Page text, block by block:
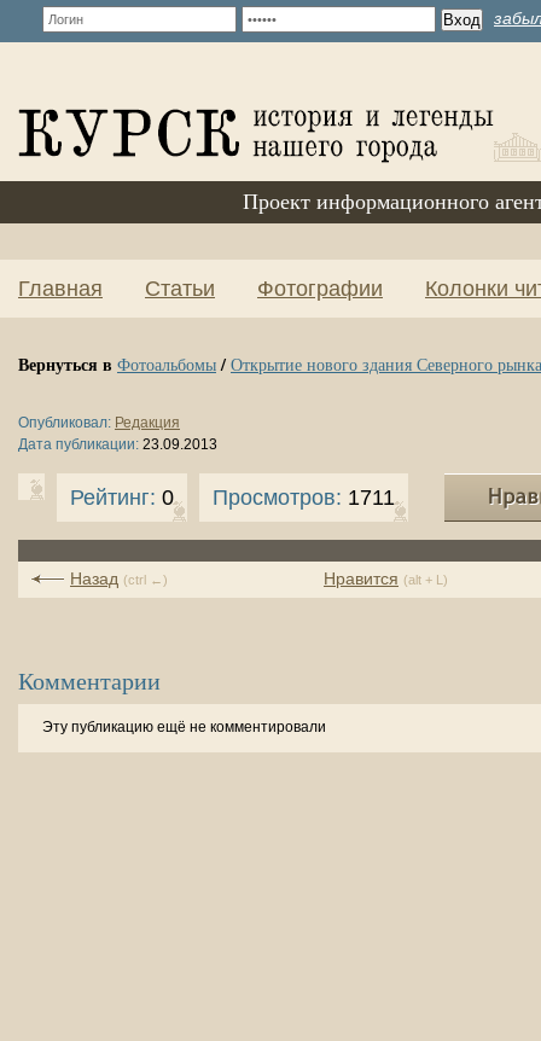
Проект информационного
Главная Статьи Фотографии Колонки
Вернуться в Фотоальбомы/ Открытие нового здания Северного рынка
Опубликовал: Редакция
Дата публикации: 23.09.2013
Рейтинг: 0 Просмотров: 1711
Нравится (alt + L)
Назад (ctrl ←)
Комментарии
Эту публикацию ещё не комментировали